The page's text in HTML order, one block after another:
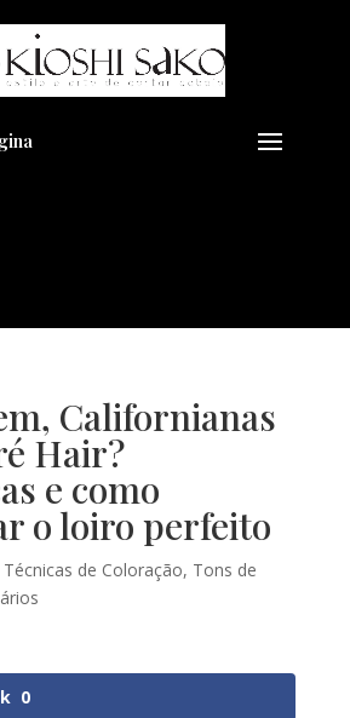
Californianas
Hair?
e como
o loiro perfeito
Técnicas de Coloração, Tons de
0
em transformar seu
Visual??